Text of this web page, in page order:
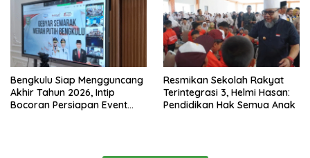
Bengkulu Siap Mengguncang
Akhir Tahun 2026, Intip
Bocoran Persiapan Event
Resmikan Sekolah Rakyat
Terintegrasi 3, Helmi Hasan:
Pendidikan Hak Semua Anak